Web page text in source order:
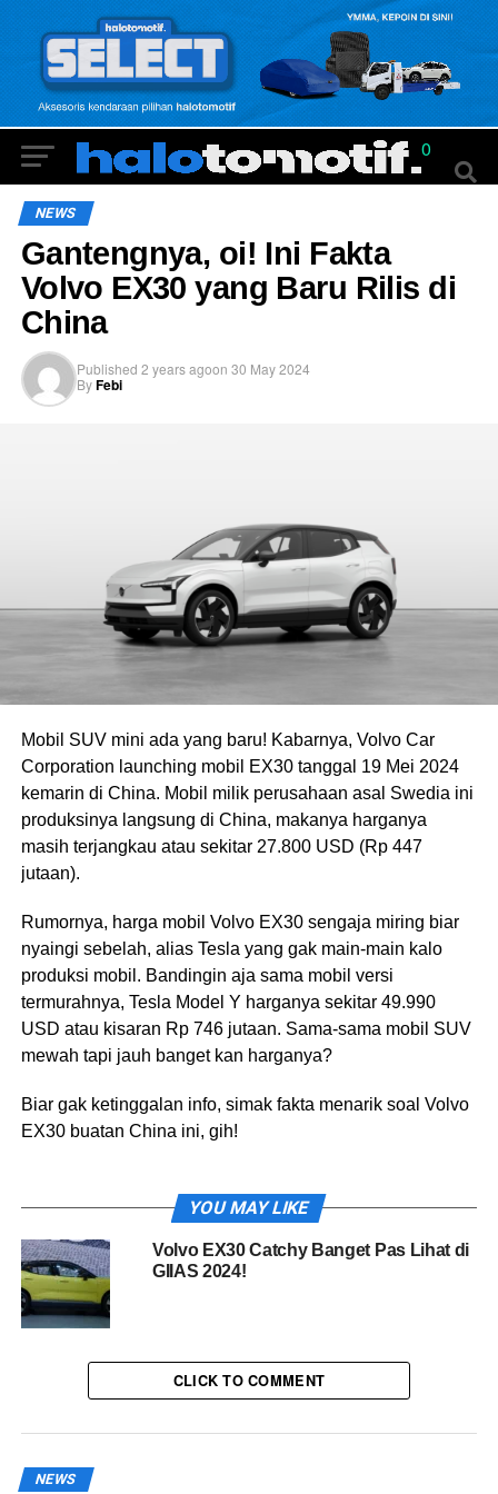
0
NEWS
Gantengnya, oi! Ini Fakta
Volvo EX30 yang Baru Rilis di
China
Published 2 years agoon 30 May 2024
ByFebi
Mobil SUV mini ada yang baru! Kabarnya, Volvo Car
Corporation launching mobil EX30 tanggal 19 Mei 2024
kemarin di China. Mobil milik perusahaan asal Swedia ini
produksinya langsung di China, makanya harganya
masih terjangkau atau sekitar 27.800 USD (Rp 447
jutaan).
Rumornya, harga mobil Volvo EX30 sengaja miring biar
nyaingi sebelah, alias Tesla yang gak main-main kalo
produksi mobil. Bandingin aja sama mobil versi
termurahnya, Tesla Model Y harganya sekitar 49.990
USD atau kisaran Rp 746 jutaan. Sama-sama mobil SUV
mewah tapi jauh banget kan harganya?
Biar gak ketinggalan info, simak fakta menarik soal Volvo
EX30 buatan China ini, gih!
Volvo EX30 rilis pertama di Eropa
rilis di Eropa. Pertama kali launching sekitar bulan Juni
tahun 2023. Dikutip dariVolvo
Volvo Car UK, Kristian Elvevors ngomong kalo mobil satu
buatan China hadir sebagai mobil listrik SUV mini.
YOU MAY LIKE
Volvo EX30 Catchy Banget Pas Lihat di
GIIAS 2024!
CLICK TO COMMENT
NEWS